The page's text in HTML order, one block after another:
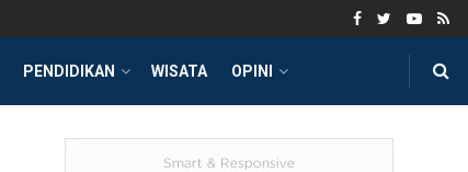
PENDIDIKAN WISATA OPINI